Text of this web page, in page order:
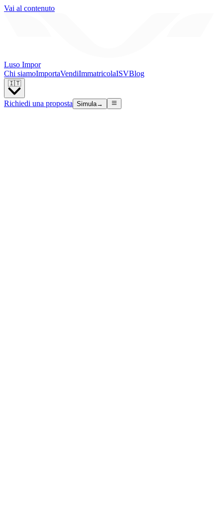
Vai al contenuto
Luso Impor
Chi siamoImportaVendiImmatricolaISVBlog
🇮🇹
Richiedi una proposta Simula→